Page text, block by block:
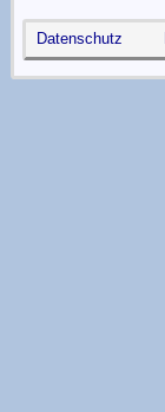
Datenschutz